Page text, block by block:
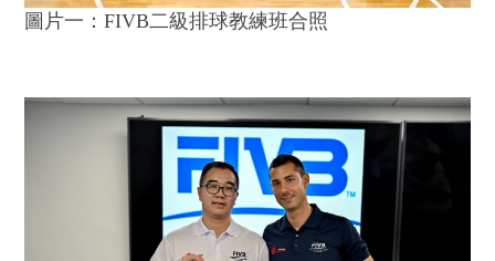
圖片一：FIVB二級排球教練班合照